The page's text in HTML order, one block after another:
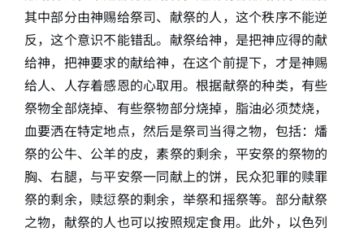
其中部分由神赐给祭司、献祭的人，这个秩序不能逆
反，这个意识不能错乱。献祭给神，是把神应得的献
给神，把神要求的献给神，在这个前提下，才是神赐
给人、人存着感恩的心取用。根据献祭的种类，有些
祭物全部烧掉、有些祭物部分烧掉，脂油必须焚烧，
血要洒在特定地点，然后是祭司当得之物，包括：燔
祭的公牛、公羊的皮，素祭的剩余，平安祭的祭物的
胸、右腿，与平安祭一同献上的饼，民众犯罪的赎罪
祭的剩余，赎愆祭的剩余，举祭和摇祭等。部分献祭
之物，献祭的人也可以按照规定食用。此外，以色列